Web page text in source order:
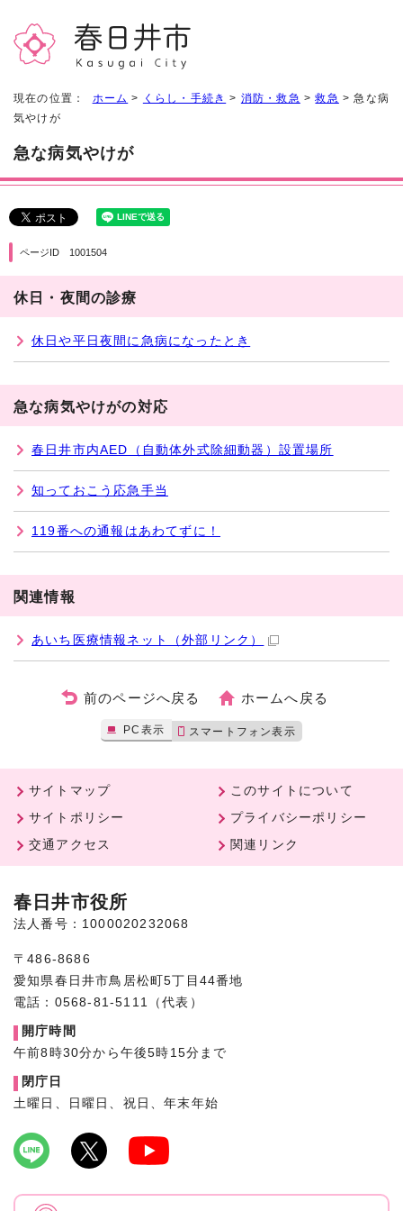
現在の位置： ホーム > くらし・手続き > 消防・救急 >救急 > 急な病
気やけが
急な病気やけが
ページID 1001504
休日・夜間の診療
休日や平日夜間に急病になったとき
急な病気やけがの対応
春日井市内AED（自動体外式除細動器）設置場所
知っておこう応急手当
119番への通報はあわてずに！
関連情報
あいち医療情報ネット （外部リンク）
前のページへ戻る ホームへ戻る
PC表示 スマートフォン表示
サイトマップ
このサイトについて
サイトポリシー
プライバシーポリシー
交通アクセス
関連リンク
春日井市役所
法人番号：1000020232068
〒486-8686
愛知県春日井市鳥居松町5丁目44番地
電話：0568-81-5111（代表）
開庁時間
午前8時30分から午後5時15分まで
閉庁日
土曜日、日曜日、祝日、年末年始